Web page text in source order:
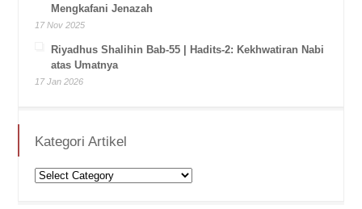
Mengkafani Jenazah
17 Nov 2025
Riyadhus Shalihin Bab-55 | Hadits-2: Kekhwatiran Nabi
atas Umatnya
17 Jan 2026
Kategori Artikel
Kategori